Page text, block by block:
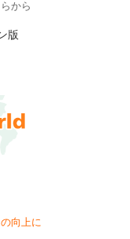
から
版
向上に